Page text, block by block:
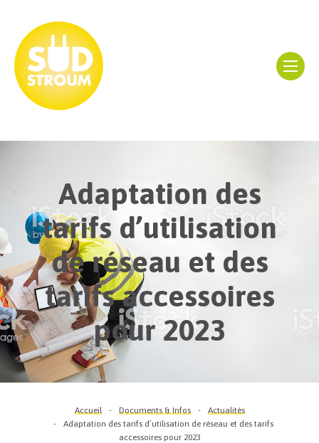
Adaptation des
tarifs d’utilisation
de réseau et des
tarifs accessoires
pour 2023
Accueil Documents & Infos
Actualités
Adaptation des tarifs d’utilisation de réseau et des tarifs
accessoires pour 2023